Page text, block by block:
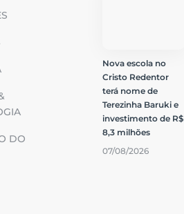
DO
Nova escola no
Cristo Redentor
terá nome de
Terezinha Baruki e
investimento de R$
8,3 milhões
07/08/2026